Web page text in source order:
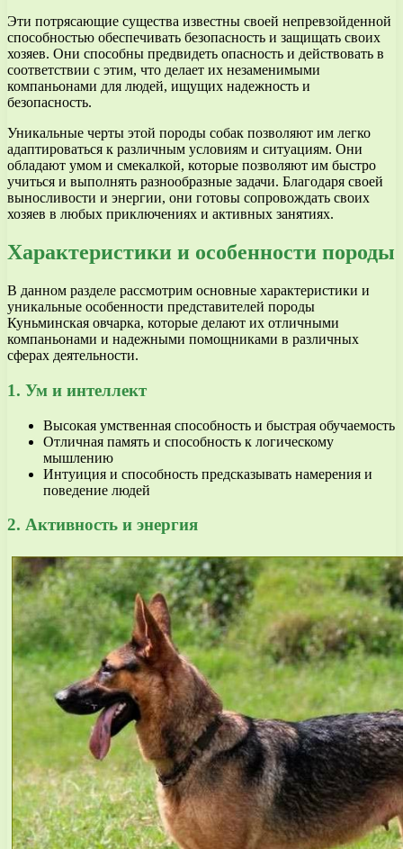
Эти потрясающие существа известны своей непревзойденной
способностью обеспечивать безопасность и защищать своих
хозяев. Они способны предвидеть опасность и действовать в
соответствии с этим, что делает их незаменимыми
компаньонами для людей, ищущих надежность и
безопасность.
Уникальные черты этой породы собак позволяют им легко
адаптироваться к различным условиям и ситуациям. Они
обладают умом и смекалкой, которые позволяют им быстро
учиться и выполнять разнообразные задачи. Благодаря своей
выносливости и энергии, они готовы сопровождать своих
хозяев в любых приключениях и активных занятиях.
Характеристики и особенности породы
В данном разделе рассмотрим основные характеристики и
уникальные особенности представителей породы
Куньминская овчарка, которые делают их отличными
компаньонами и надежными помощниками в различных
сферах деятельности.
1. Ум и интеллект
Высокая умственная способность и быстрая обучаемость
Отличная память и способность к логическому
мышлению
Интуиция и способность предсказывать намерения и
поведение людей
2. Активность и энергия